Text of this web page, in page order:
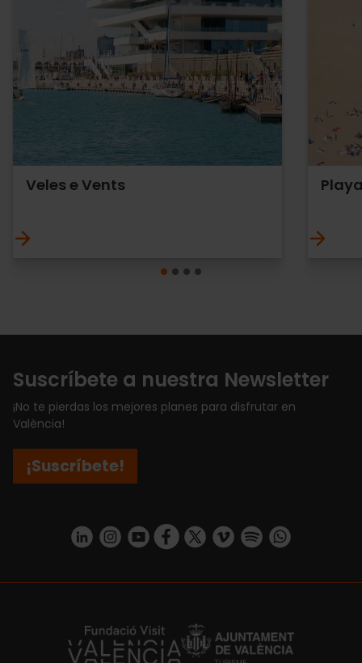
Veles e Vents
Suscríbete a nuestra Newsletter
¡No te pierdas los mejores planes para disfrutar en
València!
¡Suscríbete!
https://www.linkedin.com/company/turismo-valencia/mycompany/
https://www.instagram.com/visit_valencia/
https://www.youtube.com/user/
https://www.facebook.com/
https://twitter.com/
https://vimeo.com/
https://https://api.whatsapp.com/
https://fundacion.visitvalencia.com/